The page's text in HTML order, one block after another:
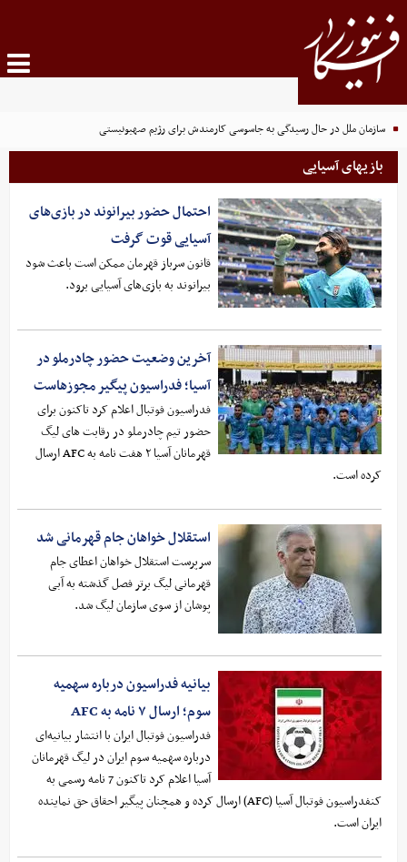
سازمان ملل در حال رسیدگی به جاسوسی کارمندش برای رژیم صهیونیستی
بازیهای آسیایی
احتمال حضور بیرانوند در بازی‌های
آسیایی قوت گرفت
قانون سرباز قهرمان ممکن است باعث شود
بیرانوند به بازی‌های آسیایی برود.
آخرین وضعیت حضور چادرملو در
آسیا؛ فدراسیون پیگیر مجوزهاست
فدراسیون فوتبال اعلام کرد تاکنون برای
حضور تیم چادرملو در رقابت های لیگ
قهرمانان آسیا ۲ هفت نامه به AFC ارسال
کرده است.
استقلال خواهان جام قهرمانی شد
سرپرست استقلال خواهان اعطای جام
قهرمانی لیگ برتر فصل گذشته به آبی
پوشان از سوی سازمان لیگ شد.
بیانیه فدراسیون درباره سهمیه
سوم؛ ارسال ۷ نامه به AFC
فدراسیون فوتبال ایران با انتشار بیانیه‌ای
درباره سهمیه سوم ایران در لیگ قهرمانان
آسیا اعلام کرد تاکنون 7 نامه رسمی به
کنفدراسیون فوتبال آسیا (AFC) ارسال کرده و همچنان پیگیر احقاق حق نماینده
ایران است.